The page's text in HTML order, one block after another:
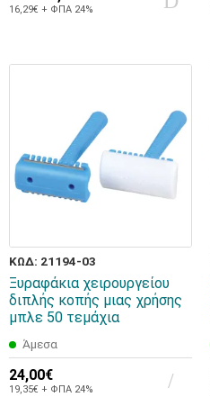
16,29€ + ΦΠΑ 24%
ΚΩΔ: 21194-03
Ξυραφάκια χειρουργείου
διπλής κοπής μιας χρήσης
μπλε 50 τεμάχια
Άμεσα
24,00€
19,35€ + ΦΠΑ 24%